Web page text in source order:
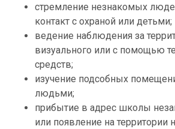
стремление незнакомых
контакт с охраной или детьми;
ведение наблюдения за
визуального или с помощью
средств;
изучение подсобных
людьми;
прибытие в адрес школы
или появление на территории